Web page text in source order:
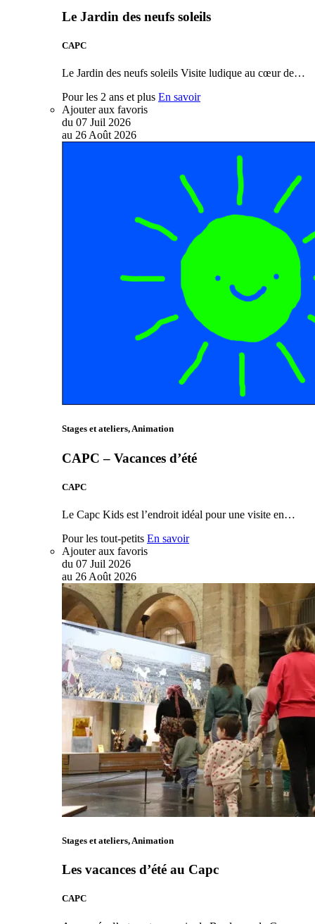
Le Jardin des neufs soleils
CAPC
Le Jardin des neufs soleils Visite ludique au cœur de…
Pour les 2 ans et plus En savoir
Ajouter aux favoris
du 07 Juil 2026
au 26 Août 2026
Stages et ateliers, Animation
CAPC – Vacances d’été
CAPC
Le Capc Kids est l’endroit idéal pour une visite en…
Pour les tout-petits En savoir
Ajouter aux favoris
du 07 Juil 2026
au 26 Août 2026
Stages et ateliers, Animation
Les vacances d’été au Capc
CAPC